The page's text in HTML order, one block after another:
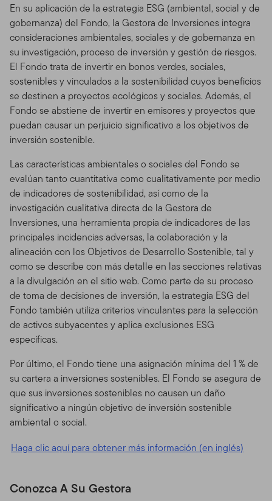
En su aplicación de la estrategia ESG (ambiental, social y de
gobernanza) del Fondo, la Gestora de Inversiones integra
consideraciones ambientales, sociales y de gobernanza en
su investigación, proceso de inversión y gestión de riesgos.
El Fondo trata de invertir en bonos verdes, sociales,
sostenibles y vinculados a la sostenibilidad cuyos beneficios
se destinen a proyectos ecológicos y sociales. Además, el
Fondo se abstiene de invertir en emisores y proyectos que
puedan causar un perjuicio significativo a los objetivos de
inversión sostenible.
Las características ambientales o sociales del Fondo se
evalúan tanto cuantitativa como cualitativamente por medio
de indicadores de sostenibilidad, así como de la
investigación cualitativa directa de la Gestora de
Inversiones, una herramienta propia de indicadores de las
principales incidencias adversas, la colaboración y la
alineación con los Objetivos de Desarrollo Sostenible, tal y
como se describe con más detalle en las secciones relativas
a la divulgación en el sitio web. Como parte de su proceso
de toma de decisiones de inversión, la estrategia ESG del
Fondo también utiliza criterios vinculantes para la selección
de activos subyacentes y aplica exclusiones ESG
específicas.
Por último, el Fondo tiene una asignación mínima del 1 % de
su cartera a inversiones sostenibles. El Fondo se asegura de
que sus inversiones sostenibles no causen un daño
significativo a ningún objetivo de inversión sostenible
ambiental o social.
Haga clic aquí para obtener más información (en inglés)
Conozca A Su Gestora